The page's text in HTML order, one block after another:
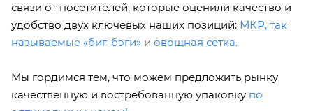
связи от посетителей, которые оценили качество и
удобство двух ключевых наших позиций: МКР, так
называемые «биг-бэги» и овощная сетка.
Мы гордимся тем, что можем предложить рынку
качественную и востребованную упаковку по